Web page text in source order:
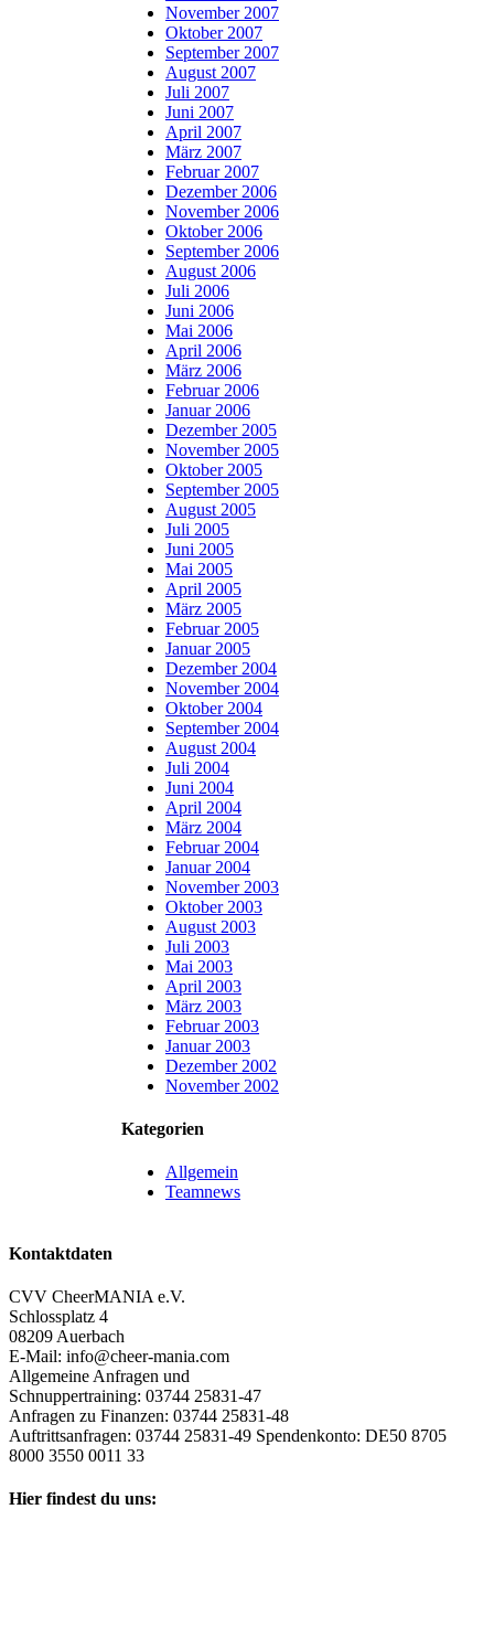
November 2007
Oktober 2007
September 2007
August 2007
Juli 2007
Juni 2007
April 2007
März 2007
Februar 2007
Dezember 2006
November 2006
Oktober 2006
September 2006
August 2006
Juli 2006
Juni 2006
Mai 2006
April 2006
März 2006
Februar 2006
Januar 2006
Dezember 2005
November 2005
Oktober 2005
September 2005
August 2005
Juli 2005
Juni 2005
Mai 2005
April 2005
März 2005
Februar 2005
Januar 2005
Dezember 2004
November 2004
Oktober 2004
September 2004
August 2004
Juli 2004
Juni 2004
April 2004
März 2004
Februar 2004
Januar 2004
November 2003
Oktober 2003
August 2003
Juli 2003
Mai 2003
April 2003
März 2003
Februar 2003
Januar 2003
Dezember 2002
November 2002
Kategorien
Allgemein
Teamnews
Kontaktdaten
CVV CheerMANIA e.V.
Schlossplatz 4
08209 Auerbach
E-Mail: info@cheer-mania.com
Allgemeine Anfragen und
Schnuppertraining: 03744 25831-47
Anfragen zu Finanzen: 03744 25831-48
Auftrittsanfragen: 03744 25831-49 Spendenkonto: DE50 8705
8000 3550 0011 33
Hier findest du uns: